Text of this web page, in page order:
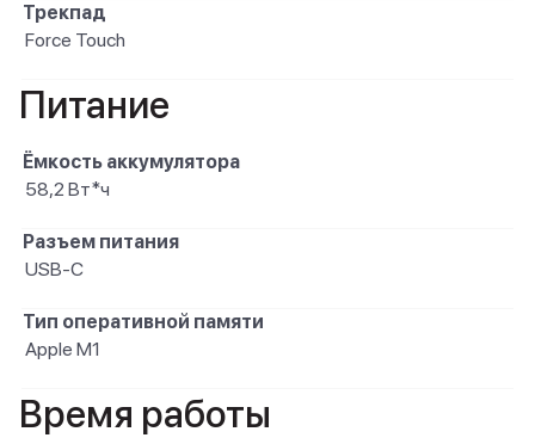
Трекпад
Force Touch
Питание
Ёмкость аккумулятора
58,2 Вт*ч
Разъем питания
USB-C
Тип оперативной памяти
Apple M1
Время работы